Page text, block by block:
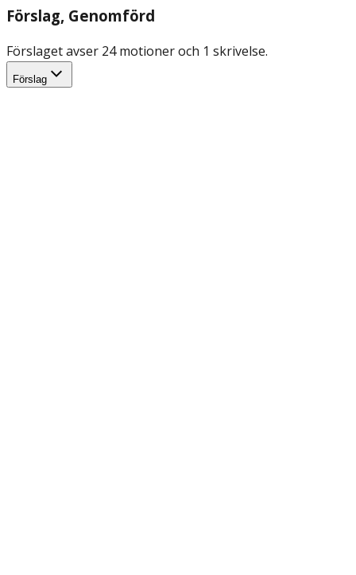
Förslag, Genomförd
Förslaget avser 24 motioner och 1 skrivelse.
Förslag